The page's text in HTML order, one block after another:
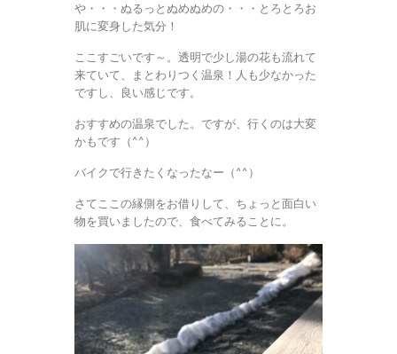
や・・・ぬるっとぬめぬめの・・・とろとろお
肌に変身した気分！
ここすごいです～。透明で少し湯の花も流れて
来ていて、まとわりつく温泉！人も少なかった
ですし、良い感じです。
おすすめの温泉でした。ですが、行くのは大変
かもです（^^）
バイクで行きたくなったなー（^^）
さてここの縁側をお借りして、ちょっと面白い
物を買いましたので、食べてみることに。